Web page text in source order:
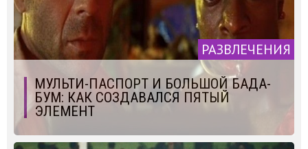
РАЗВЛЕЧЕНИЯ
МУЛЬТИ-ПАСПОРТ И БОЛЬШОЙ БАДА-
БУМ: КАК СОЗДАВАЛСЯ ПЯТЫЙ
ЭЛЕМЕНТ